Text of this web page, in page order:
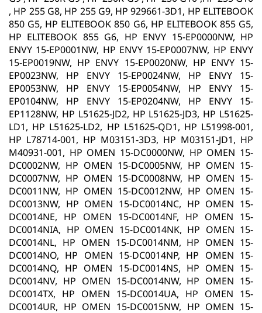
, HP 255 G8, HP 255 G9, HP 929661-3D1, HP ELITEBOOK
850 G5, HP ELITEBOOK 850 G6, HP ELITEBOOK 855 G5,
HP ELITEBOOK 855 G6, HP ENVY 15-EP0000NW, HP
ENVY 15-EP0001NW, HP ENVY 15-EP0007NW, HP ENVY
15-EP0019NW, HP ENVY 15-EP0020NW, HP ENVY 15-
EP0023NW, HP ENVY 15-EP0024NW, HP ENVY 15-
EP0053NW, HP ENVY 15-EP0054NW, HP ENVY 15-
EP0104NW, HP ENVY 15-EP0204NW, HP ENVY 15-
EP1128NW, HP L51625-JD2, HP L51625-JD3, HP L51625-
LD1, HP L51625-LD2, HP L51625-QD1, HP L51998-001,
HP L78714-001, HP M03151-3D3, HP M03151-JD1, HP
M40931-001, HP OMEN 15-DC0000NW, HP OMEN 15-
DC0002NW, HP OMEN 15-DC0005NW, HP OMEN 15-
DC0007NW, HP OMEN 15-DC0008NW, HP OMEN 15-
DC0011NW, HP OMEN 15-DC0012NW, HP OMEN 15-
DC0013NW, HP OMEN 15-DC0014NC, HP OMEN 15-
DC0014NE, HP OMEN 15-DC0014NF, HP OMEN 15-
DC0014NIA, HP OMEN 15-DC0014NK, HP OMEN 15-
DC0014NL, HP OMEN 15-DC0014NM, HP OMEN 15-
DC0014NO, HP OMEN 15-DC0014NP, HP OMEN 15-
DC0014NQ, HP OMEN 15-DC0014NS, HP OMEN 15-
DC0014NV, HP OMEN 15-DC0014NW, HP OMEN 15-
DC0014TX, HP OMEN 15-DC0014UA, HP OMEN 15-
DC0014UR, HP OMEN 15-DC0015NW, HP OMEN 15-